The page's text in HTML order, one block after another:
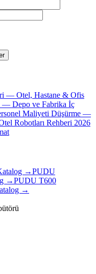
— Otel, Hastane & Ofis
— Depo ve Fabrika İç
Maliyeti Düşürme —
Robotları Rehberi 2026
→PUDU
→PUDU T600
→